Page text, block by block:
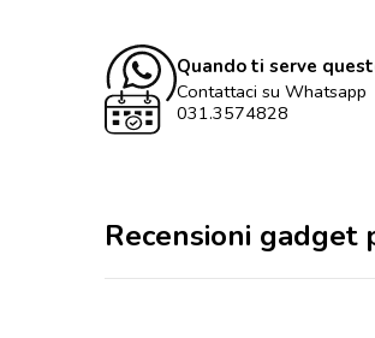
Quando ti serve
Contattaci su Whatsapp
031.3574828
Recensioni gadget